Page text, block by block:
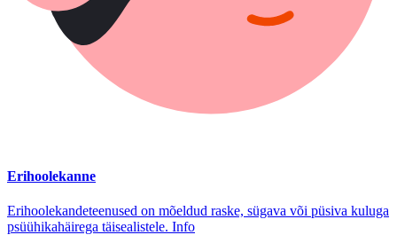
Erihoolekanne
Erihoolekandeteenused on mõeldud raske, sügava või püsiva kuluga
psüühikahäirega täisealistele. Info